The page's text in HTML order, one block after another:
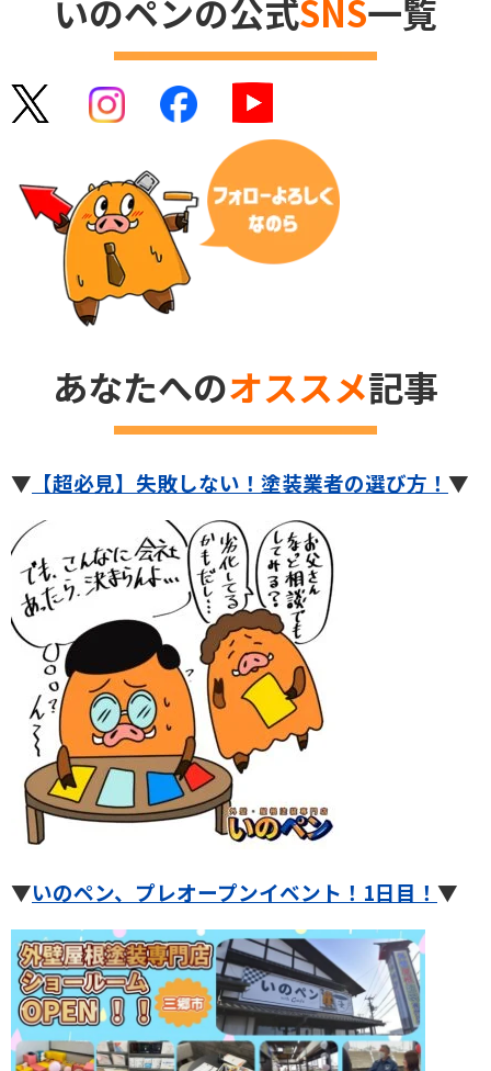
いのペンの公式SNS一覧
あなたへのオススメ記事
▼ 【超必見】失敗しない！塗装業者の選び方！ ▼
▼いのペン、プレオープンイベント！1日目！ ▼